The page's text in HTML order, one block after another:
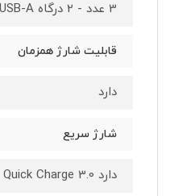
3 عدد - 2 درگاه USB-A و یک درگاه USB-C
قابلیت شارژ همزمان
دارد
شارژ سریع
دارد Quick Charge 3.0